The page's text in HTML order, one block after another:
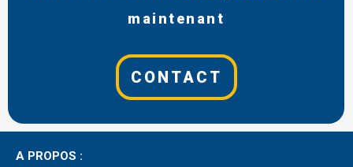
maintenant
CONTACT
A PROPOS :